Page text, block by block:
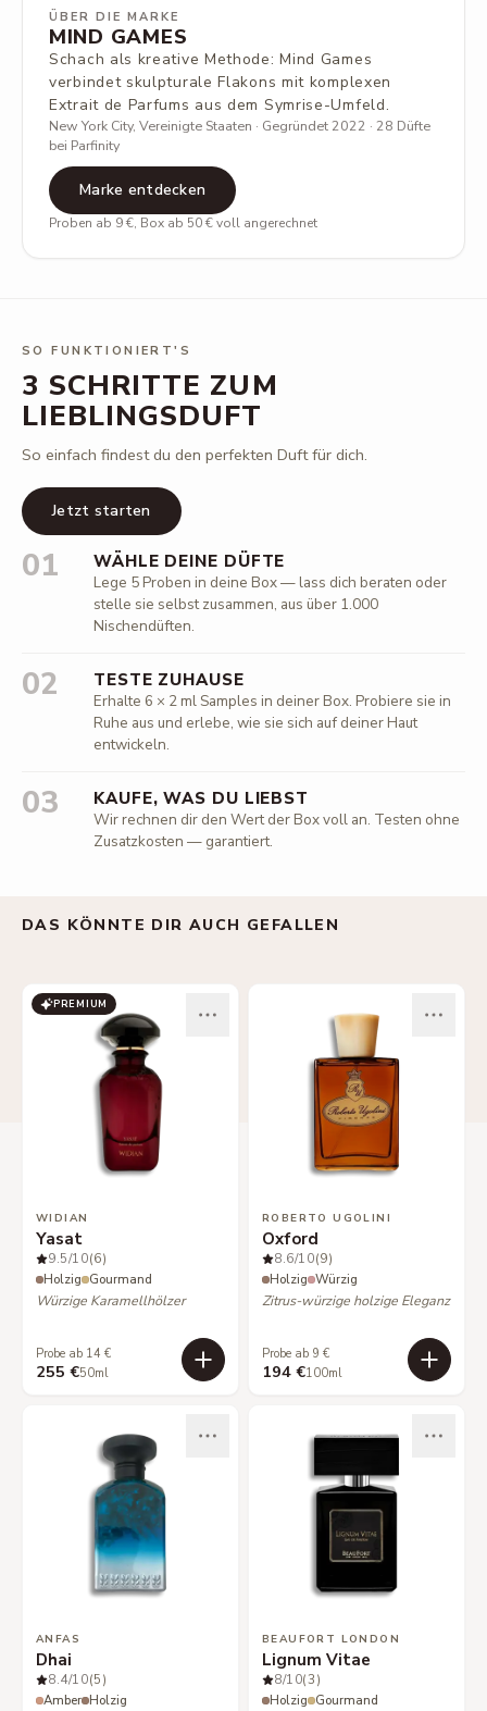
ÜBER DIE MARKE
MIND GAMES
Schach als kreative Methode: Mind Games
verbindet skulpturale Flakons mit komplexen
Extrait de Parfums aus dem Symrise-Umfeld.
New York City, Vereinigte Staaten · Gegründet 2022 · 28 Düfte
bei Parfinity
Marke entdecken
Proben ab 9 €, Box ab 50 € voll angerechnet
SO FUNKTIONIERT'S
3 SCHRITTE ZUM
LIEBLINGSDUFT
So einfach findest du den perfekten Duft für dich.
Jetzt starten
01 WÄHLE DEINE DÜFTE
Lege 5 Proben in deine Box — lass dich beraten oder
stelle sie selbst zusammen, aus über 1.000
Nischendüften.
02 TESTE ZUHAUSE
Erhalte 6 × 2 ml Samples in deiner Box. Probiere sie in
Ruhe aus und erlebe, wie sie sich auf deiner Haut
entwickeln.
03 KAUFE, WAS DU LIEBST
Wir rechnen dir den Wert der Box voll an. Testen ohne
Zusatzkosten — garantiert.
DAS KÖNNTE DIR AUCH GEFALLEN
PREMIUM
WIDIAN
Yasat
9.5/10(6)
Holzig Gourmand
Würzige Karamellhölzer
Probe ab 14 €
255 €50ml
ROBERTO UGOLINI
Oxford
8.6/10(9)
Holzig Würzig
Zitrus-würzige holzige Eleganz
Probe ab 9 €
194 €100ml
ANFAS
Dhai
8.4/10(5)
Amber Holzig
BEAUFORT LONDON
Lignum Vitae
8/10(3)
Holzig Gourmand